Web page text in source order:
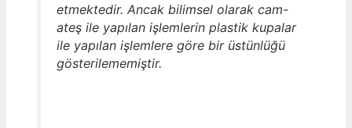
etmektedir. Ancak bilimsel olarak cam-
ateş ile yapılan işlemlerin plastik kupalar
ile yapılan işlemlere göre bir üstünlüğü
gösterilememiştir.